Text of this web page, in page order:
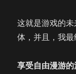
这就是游戏的
体，并且，我最
享受自由漫游